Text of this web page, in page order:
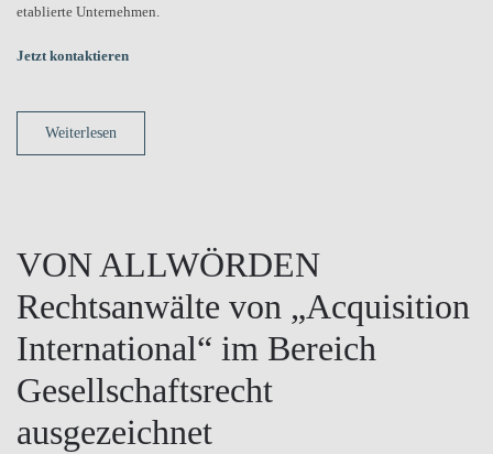
etablierte Unternehmen.
Jetzt kontaktieren
Weiterlesen
VON ALLWÖRDEN
Rechtsanwälte von „Acquisition
International“ im Bereich
Gesellschaftsrecht
ausgezeichnet